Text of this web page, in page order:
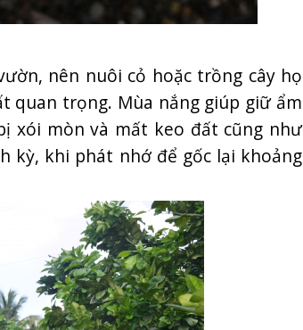
nên nuôi cỏ hoặc trồng cây họ
quan trọng. Mùa nắng giúp giữ ẩm
xói mòn và mất keo đất cũng như
kỳ, khi phát nhớ để gốc lại khoảng